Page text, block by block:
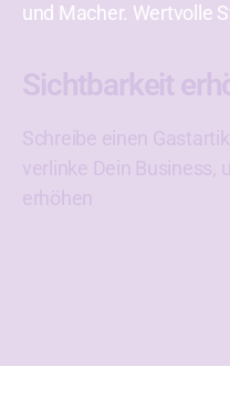
und Macher. Wertvolle